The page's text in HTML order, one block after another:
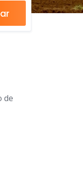
de